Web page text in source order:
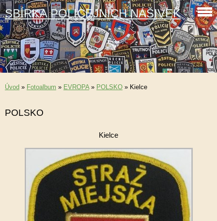
SBÍRKA POLICEJNÍCH NÁŠIVEK
Úvod » Fotoalbum » EVROPA» POLSKO » Kielce
POLSKO
Kielce